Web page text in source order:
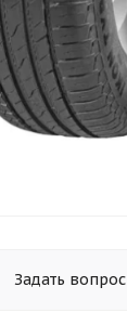
Задать вопрос